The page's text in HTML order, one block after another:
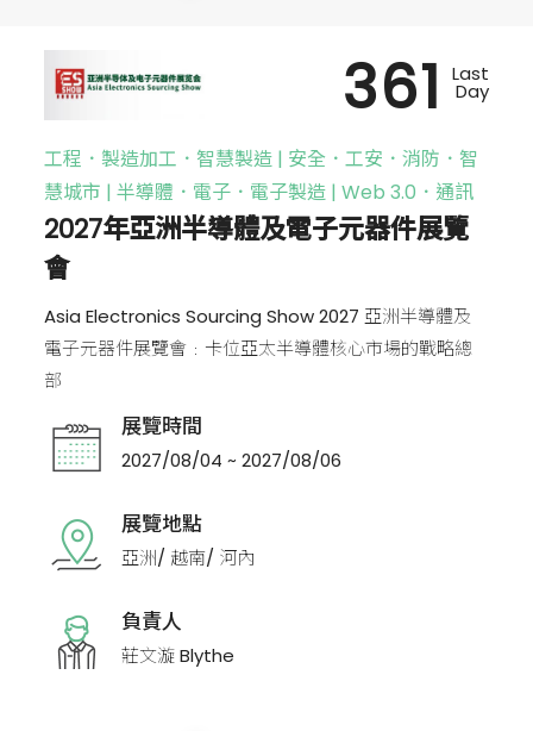
工程．製造加工．智慧製造 | 安全．工安．消防．智
慧城市 | 半導體．電子．電子製造 | Web 3.0．通訊
2027年亞洲半導體及電子元器件展覽
會
Asia Electronics Sourcing Show 2027 亞洲半導體及
電子元器件展覽會﹕卡位亞太半導體核心市場的戰略總
部
展覽時間
2027/08/04 ~ 2027/08/06
展覽地點
亞洲/ 越南/ 河內
負責人
莊文漩 Blythe
361 Last
Day